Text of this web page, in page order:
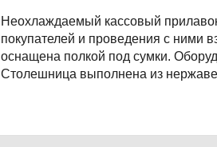
Неохлаждаемый кассовый
покупателей и проведения с ними
оснащена полкой под сумки.
Столешница выполнена из